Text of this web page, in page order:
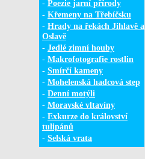
- Poezie jarní přírody
- Křemeny na Třebíčsku
- Hrady na řekách Jihlavě a
Oslavě
- Jedlé zimní houby
- Makrofotografie rostlin
- Smírčí kameny
- Mohelenská hadcová step
- Denní motýli
- Moravské vltavíny
- Exkurze do království
tulipánů
- Selská vrata